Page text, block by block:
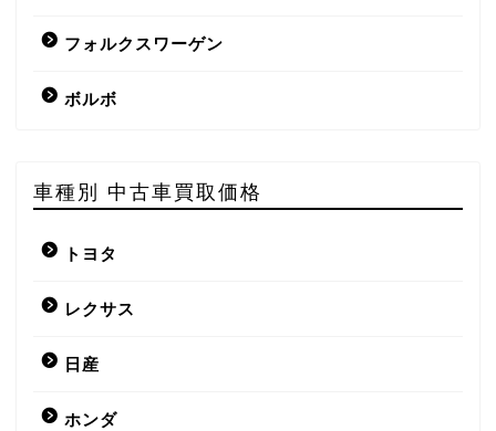
フォルクスワーゲン
ボルボ
車種別 中古車買取価格
トヨタ
レクサス
日産
ホンダ